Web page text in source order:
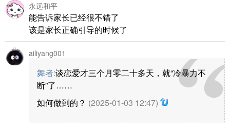
永远和平
能告诉家长已经很不错了
该是家长正确引导的时候了
ailiyang001
舞者:谈恋爱才三个月零二十多天，就“冷暴力不
断”了……
如何做到的？ (2025-01-03 12:47)